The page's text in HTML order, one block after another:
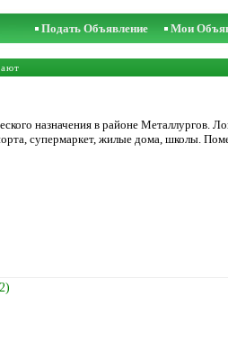
Подать Объявление Мои
назначения в районе Металлургов.
супермаркет, жилые дома, школы.